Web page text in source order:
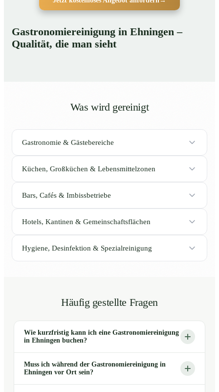
Gastronomiereinigung in Ehningen –
Qualität, die man sieht
Was wird gereinigt
Gastronomie & Gästebereiche
Küchen, Großküchen & Lebensmittelzonen
Bars, Cafés & Imbissbetriebe
Hotels, Kantinen & Gemeinschaftsflächen
Hygiene, Desinfektion & Spezialreinigung
Häufig gestellte Fragen
Wie kurzfristig kann ich eine Gastronomiereinigung
in Ehningen buchen?
Muss ich während der Gastronomiereinigung in
Ehningen vor Ort sein?